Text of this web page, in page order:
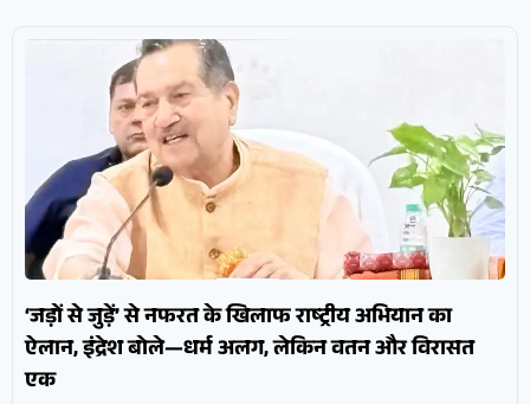
‘जड़ों से जुड़ें’ से नफरत के खिलाफ राष्ट्रीय अभियान का
ऐलान, इंद्रेश बोले—धर्म अलग, लेकिन वतन और विरासत
एक